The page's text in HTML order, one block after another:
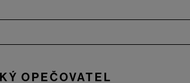
OPEČOVATEL